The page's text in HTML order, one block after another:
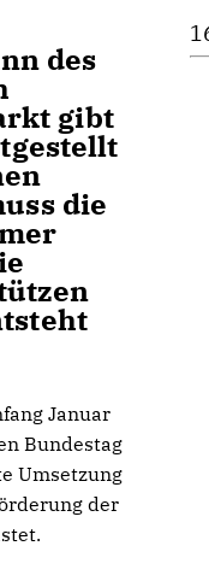
des
gibt
die
Januar
Bundestag
Umsetzung
der